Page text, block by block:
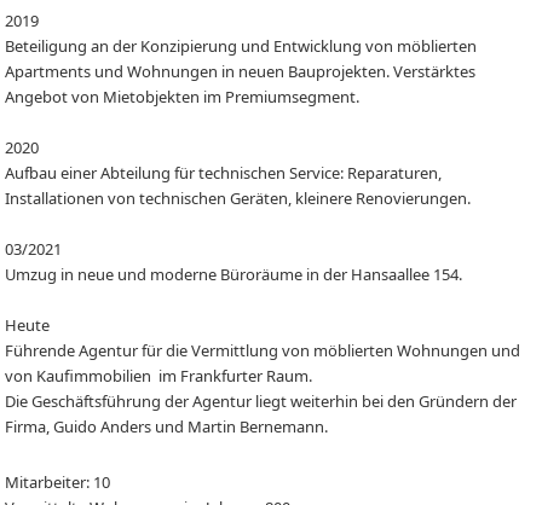
2019
Beteiligung an der Konzipierung und Entwicklung von möblierten
Apartments und Wohnungen in neuen Bauprojekten. Verstärktes
Angebot von Mietobjekten im Premiumsegment.
2020
Aufbau einer Abteilung für technischen Service: Reparaturen,
Installationen von technischen Geräten, kleinere Renovierungen.
03/2021
Umzug in neue und moderne Büroräume in der Hansaallee 154.
Heute
Führende Agentur für die Vermittlung von möblierten Wohnungen und
von Kaufimmobilien im Frankfurter Raum.
Die Geschäftsführung der Agentur liegt weiterhin bei den Gründern der
Firma, Guido Anders und Martin Bernemann.
Mitarbeiter: 10